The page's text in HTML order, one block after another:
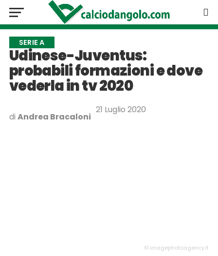
SERIE A
Udinese-Juventus:
probabili formazioni e dove
vederla in tv 2020
di Andrea Bracaloni
21 Luglio 2020
© imagephotoagency.it